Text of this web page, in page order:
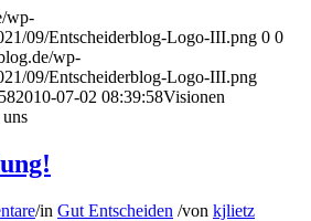
wp-
09/Entscheiderblog-Logo-III.png 0 0
wp-
09/Entscheiderblog-Logo-III.png
2010-07-02 08:39:58Visionen
/in Gut Entscheiden /von kjlietz